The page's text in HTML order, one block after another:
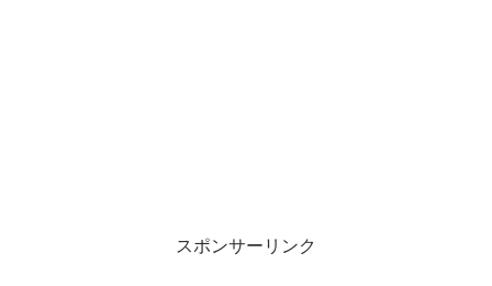
スポンサーリンク